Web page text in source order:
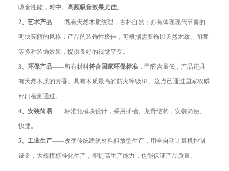
吸音性能， 对中、高频吸音效果尤佳。
2、艺术产品——既有天然木质纹理，古朴自然；亦有体现现代节奏的
明快亮丽的风格，产品的装饰性极佳，可根据需要饰以天然木纹、图案
等多种装饰效果，提供良好的视觉享受。
3、环保产品——所有材料符合国家环保标准 ，甲醛含量低，产品还具
有天然木质的芳香。具有木质最高的防火等级B1。这点己通过国家权威
部门检测通过。
4、安装简易——标准化模块设计，采用插槽、龙骨结构，安装简便、
快捷。
5、工业生产——改变传统建筑材料粗放型生产，用全自动计算机控制
设备，大规模标准化生产，即提高生产能力，也能保证产品质量。